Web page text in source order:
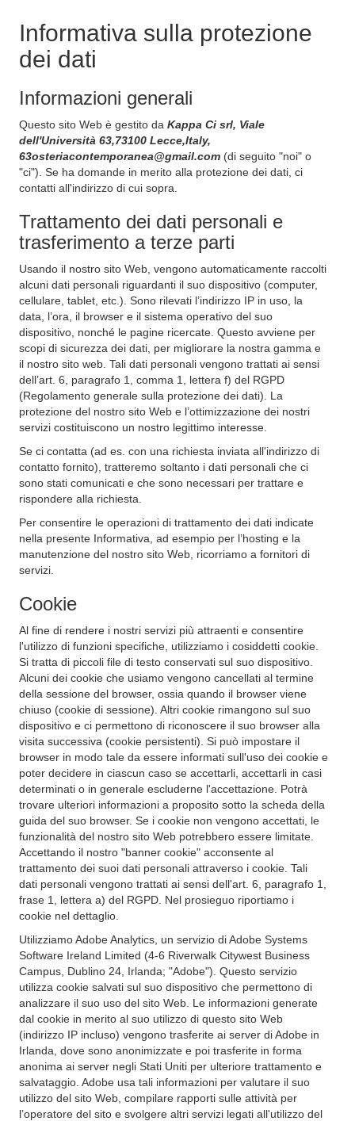
Informativa sulla protezione
dei dati
Informazioni generali
Questo sito Web è gestito da Kappa Ci srl, Viale
dell'Università 63,73100 Lecce,Italy,
63osteriacontemporanea@gmail.com (di seguito "noi" o
"ci"). Se ha domande in merito alla protezione dei dati, ci
contatti all'indirizzo di cui sopra.
Trattamento dei dati personali e
trasferimento a terze parti
Usando il nostro sito Web, vengono automaticamente raccolti
alcuni dati personali riguardanti il suo dispositivo (computer,
cellulare, tablet, etc.). Sono rilevati l’indirizzo IP in uso, la
data, l’ora, il browser e il sistema operativo del suo
dispositivo, nonché le pagine ricercate. Questo avviene per
scopi di sicurezza dei dati, per migliorare la nostra gamma e
il nostro sito web. Tali dati personali vengono trattati ai sensi
dell’art. 6, paragrafo 1, comma 1, lettera f) del RGPD
(Regolamento generale sulla protezione dei dati). La
protezione del nostro sito Web e l’ottimizzazione dei nostri
servizi costituiscono un nostro legittimo interesse.
Se ci contatta (ad es. con una richiesta inviata all'indirizzo di
contatto fornito), tratteremo soltanto i dati personali che ci
sono stati comunicati e che sono necessari per trattare e
rispondere alla richiesta.
Per consentire le operazioni di trattamento dei dati indicate
nella presente Informativa, ad esempio per l’hosting e la
manutenzione del nostro sito Web, ricorriamo a fornitori di
servizi.
Cookie
Al fine di rendere i nostri servizi più attraenti e consentire
l'utilizzo di funzioni specifiche, utilizziamo i cosiddetti cookie.
Si tratta di piccoli file di testo conservati sul suo dispositivo.
Alcuni dei cookie che usiamo vengono cancellati al termine
della sessione del browser, ossia quando il browser viene
chiuso (cookie di sessione). Altri cookie rimangono sul suo
dispositivo e ci permettono di riconoscere il suo browser alla
visita successiva (cookie persistenti). Si può impostare il
browser in modo tale da essere informati sull'uso dei cookie e
poter decidere in ciascun caso se accettarli, accettarli in casi
determinati o in generale escluderne l'accettazione. Potrà
trovare ulteriori informazioni a proposito sotto la scheda della
guida del suo browser. Se i cookie non vengono accettati, le
funzionalità del nostro sito Web potrebbero essere limitate.
Accettando il nostro "banner cookie" acconsente al
trattamento dei suoi dati personali attraverso i cookie. Tali
dati personali vengono trattati ai sensi dell'art. 6, paragrafo 1,
frase 1, lettera a) del RGPD. Nel prosieguo riportiamo i
cookie nel dettaglio.
Utilizziamo Adobe Analytics, un servizio di Adobe Systems
Software Ireland Limited (4-6 Riverwalk Citywest Business
Campus, Dublino 24, Irlanda; "Adobe"). Questo servizio
utilizza cookie salvati sul suo dispositivo che permettono di
analizzare il suo uso del sito Web. Le informazioni generate
dal cookie in merito al suo utilizzo di questo sito Web
(indirizzo IP incluso) vengono trasferite ai server di Adobe in
Irlanda, dove sono anonimizzate e poi trasferite in forma
anonima ai server negli Stati Uniti per ulteriore trattamento e
salvataggio. Adobe usa tali informazioni per valutare il suo
utilizzo del sito Web, compilare rapporti sulle attività per
l’operatore del sito e svolgere altri servizi legati all'utilizzo del